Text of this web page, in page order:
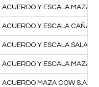
ACUERDO Y ESCALA MAZA
ACUERDO Y ESCALA
ACUERDO Y ESCALA
ACUERDO Y ESCALA MAZA
ACUERDO MAZA COW S.A.S.